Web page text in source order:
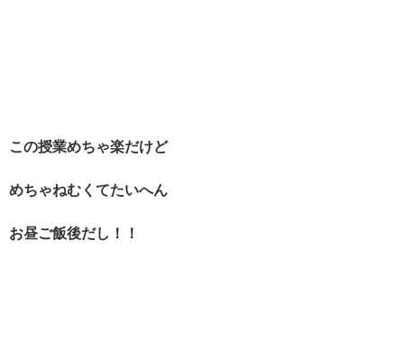
この授業めちゃ楽だけど
めちゃねむくてたいへん
お昼ご飯後だし！！